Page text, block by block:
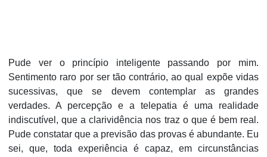
Pude ver o princípio inteligente passando por mim.
Sentimento raro por ser tão contrário, ao qual expõe vidas
sucessivas, que se devem contemplar as grandes
verdades. A percepção e a telepatia é uma realidade
indiscutível, que a clarividência nos traz o que é bem real.
Pude constatar que a previsão das provas é abundante. Eu
sei, que, toda experiência é capaz, em circunstâncias